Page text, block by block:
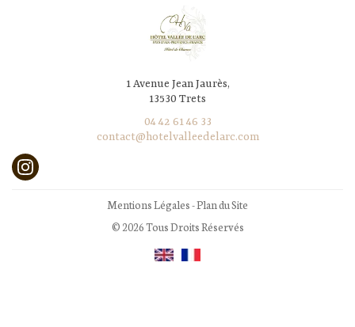
1 Avenue Jean Jaurès,
13530 Trets
04 42 61 46 33
contact@hotelvalleedelarc.com
Mentions Légales-Plan du Site
© 2026 Tous Droits Réservés